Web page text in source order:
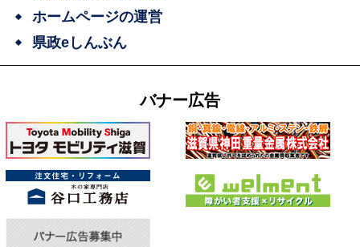
ホームページの運営
県政eしんぶん
バナー広告